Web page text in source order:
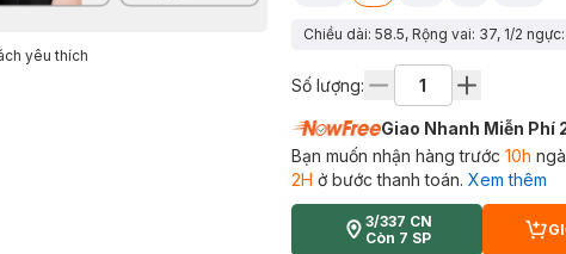
yêu thích
Chiều dài: 58.5, Rộng vai: 37, 1/2
Số lượng:
Giao Nhanh Miễn Phí
Bạn muốn nhận hàng trước 10h
2H ở bước thanh toán. Xem thêm
3/337 CN
Còn 7 SP